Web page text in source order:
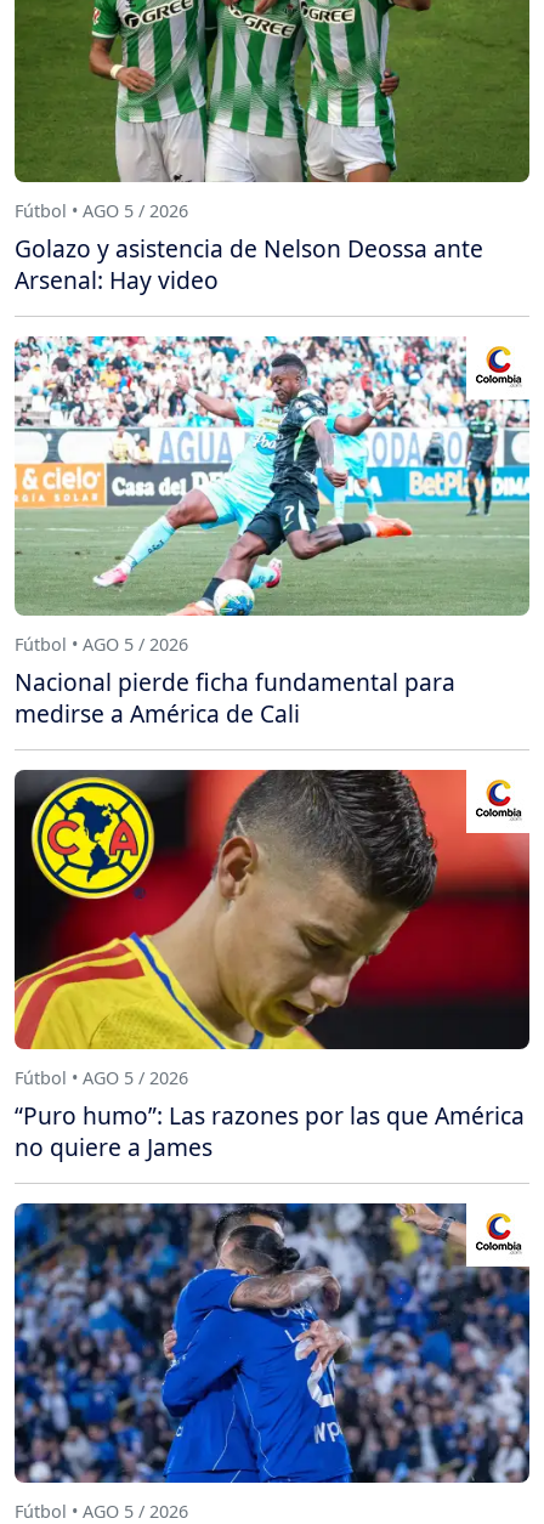
Fútbol • AGO 5 / 2026
Golazo y asistencia de Nelson Deossa ante
Arsenal: Hay video
Fútbol • AGO 5 / 2026
Nacional pierde ficha fundamental para
medirse a América de Cali
Fútbol • AGO 5 / 2026
“Puro humo”: Las razones por las que América
no quiere a James
Fútbol • AGO 5 / 2026